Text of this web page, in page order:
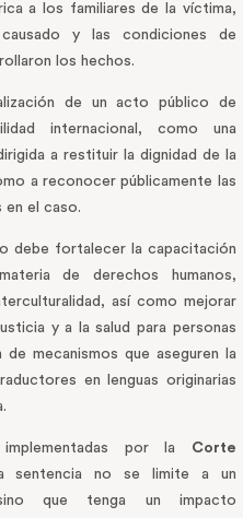
a los familiares de la víctima,
y las condiciones de
los hechos.
de un acto público de
internacional, como una
a restituir la dignidad de la
a reconocer públicamente las
en el caso.
debe fortalecer la capacitación
de derechos humanos,
así como mejorar
y a la salud para personas
mecanismos que aseguren la
en lenguas originarias
por la
Corte
sentencia no se limite a un
que tenga un impacto